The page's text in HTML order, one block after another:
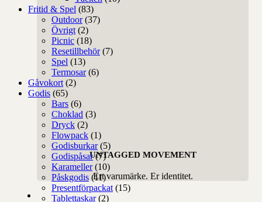
UNTAGGED MOVEMENT
Ert varumärke. Er identitet.
Fritid & Spel (83)
Outdoor (37)
Övrigt (2)
Picnic (18)
Resetillbehör (7)
Spel (13)
Termosar (6)
Gåvokort (2)
Godis (65)
Bars (6)
Choklad (3)
Dryck (2)
Flowpack (1)
Godisburkar (5)
Godispåsar (7)
Karameller (10)
Påskgodis (11)
Presentförpackat (15)
Tablettaskar (2)